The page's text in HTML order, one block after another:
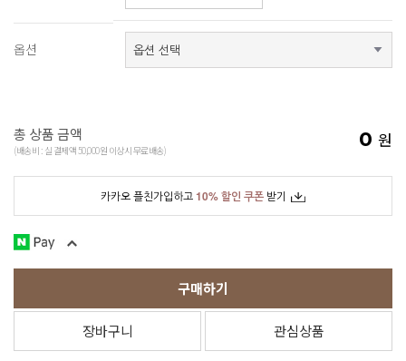
옵션
총 상품 금액
(배송비 : 실 결제액 50,000원 이상시 무료배송) 0 원
카카오 플친가입하고10% 할인 쿠폰 받기
구매하기
장바구니 관심상품